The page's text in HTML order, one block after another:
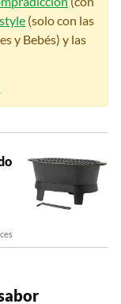
(solo con las
y Bebés) y las